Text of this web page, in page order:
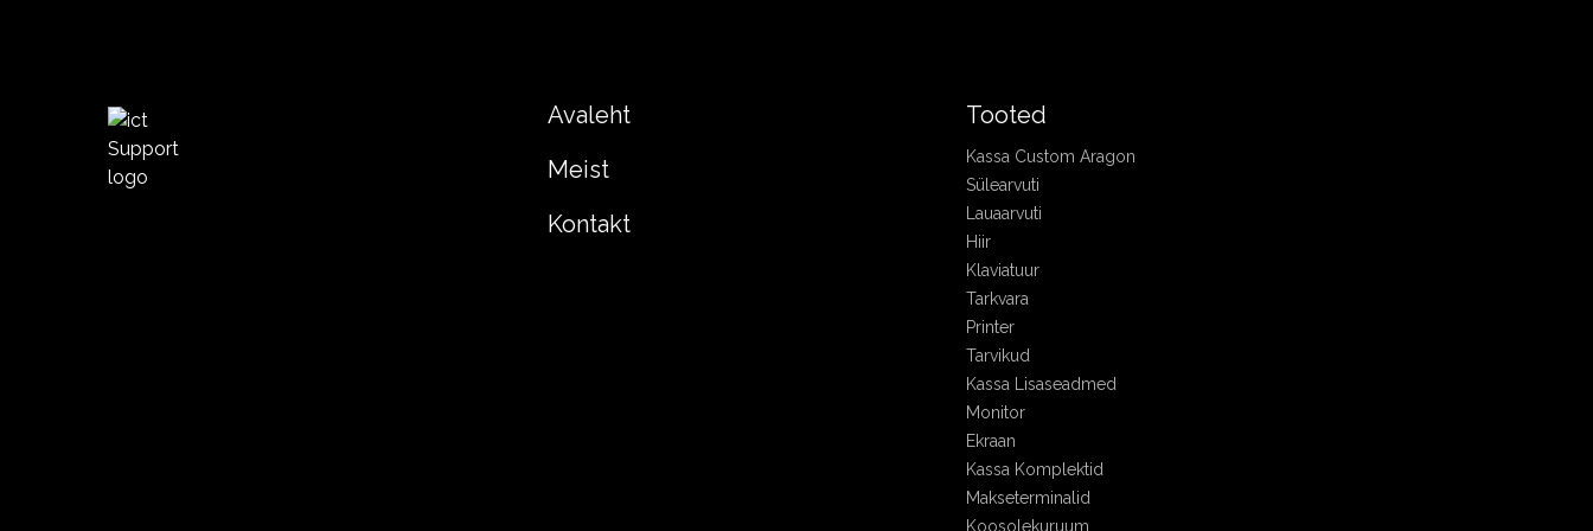
Avaleht
Meist
Kontakt
Tooted
Kassa Custom Aragon
Sülearvuti
Lauaarvuti
Hiir
Klaviatuur
Tarkvara
Printer
Tarvikud
Kassa Lisaseadmed
Monitor
Ekraan
Kassa Komplektid
Makseterminalid
Koosolekuruum